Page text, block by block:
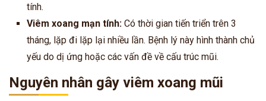
tính.
Viêm xoang mạn tính: Có thời gian tiến triển trên 3
tháng, lặp đi lặp lại nhiều lần. Bệnh lý này hình thành chủ
yếu do dị ứng hoặc các vấn đề về cấu trúc mũi.
Nguyên nhân gây viêm xoang mũi